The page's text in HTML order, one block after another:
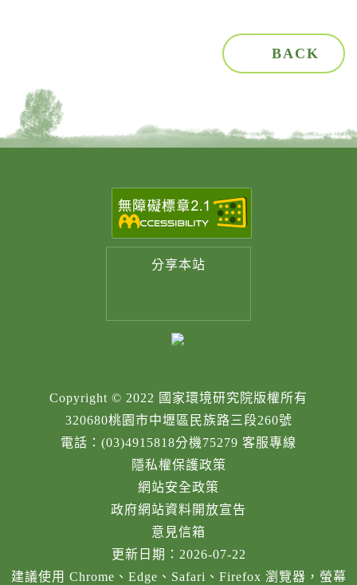
BACK
分享本站
Copyright © 2022 國家環境研究院版權所有
320680桃園市中壢區民族路三段260號
電話：(03)4915818分機75279 客服專線
隱私權保護政策
網站安全政策
政府網站資料開放宣告
意見信箱
更新日期：2026-07-22
建議使用 Chrome、Edge、Safari、Firefox 瀏覽器，螢幕